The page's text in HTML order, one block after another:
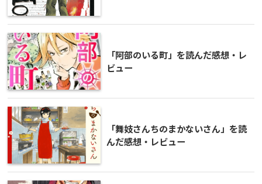
「阿部のいる町」を読んだ感想・レ
ビュー
「舞妓さんちのまかないさん」を読
んだ感想・レビュー